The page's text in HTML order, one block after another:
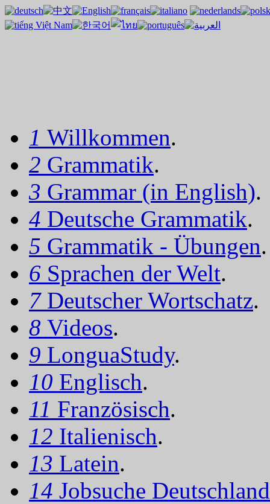
1 Willkommen.
2 Grammatik.
3 Grammar (in English).
4 Deutsche Grammatik.
5 Grammatik - Übungen.
6 Sprachen der Welt.
7 Deutscher Wortschatz.
8 Videos.
9 LonguaStudy.
10 Englisch.
11 Französisch.
12 Italienisch.
13 Latein.
14 Jobsuche Deutschland